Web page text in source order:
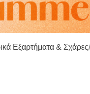
Εξαρτήματα & Σχάρες